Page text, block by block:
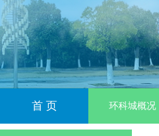
首 页 环科城概况